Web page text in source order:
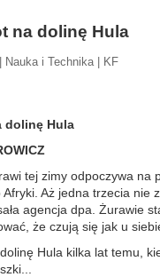
na dolinę Hula
Nauka i Technika | KF
dolinę Hula
tej zimy odpoczywa na
Afryki. Aż jedna trzecia
agencja dpa. Żurawie
że czują się jak u
Hula kilka lat temu,